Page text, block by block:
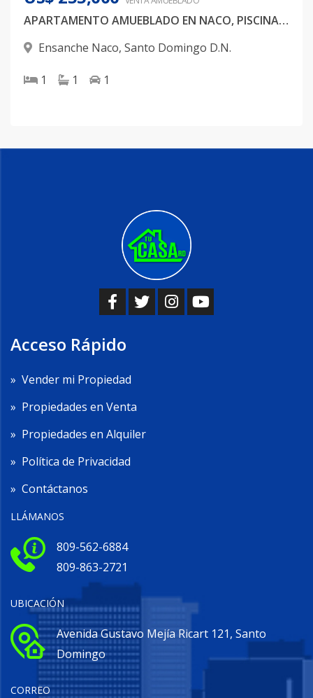
APARTAMENTO AMUEBLADO EN NACO, PISCINA, GYM, 1 HABITAION
Ensanche Naco, Santo Domingo D.N.
1 1 1
Acceso Rápido
» Vender mi Propiedad
» Propiedades en Venta
» Propiedades en Alquiler
» Política de Privacidad
» Contáctanos
LLÁMANOS
809-562-6884
809-863-2721
UBICACIÓN
Avenida Gustavo Mejía Ricart 121, Santo
Domingo
CORREO